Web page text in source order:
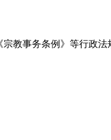
教事务条例》等行政法